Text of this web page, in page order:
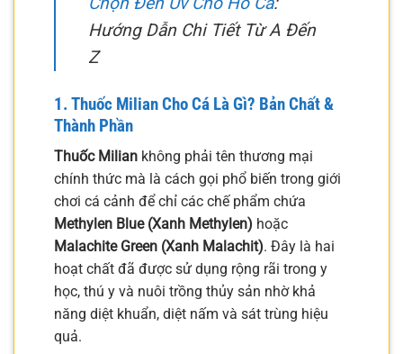
Hướng Dẫn Chi Tiết Từ A Đến
Z
1. Thuốc Milian Cho Cá Là Gì? Bản Chất &
Thành Phần
Thuốc Milian không phải tên thương mại
chính thức mà là cách gọi phổ biến trong giới
chơi cá cảnh để chỉ các chế phẩm chứa
Methylen Blue (Xanh Methylen) hoặc
Malachite Green (Xanh Malachit). Đây là hai
hoạt chất đã được sử dụng rộng rãi trong y
học, thú y và nuôi trồng thủy sản nhờ khả
năng diệt khuẩn, diệt nấm và sát trùng hiệu
quả.